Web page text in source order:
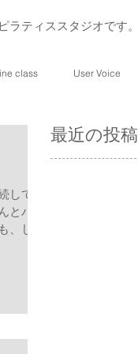
ティススタジオです。
class User Voice
してい
とバリ
、しっ
最近の投稿